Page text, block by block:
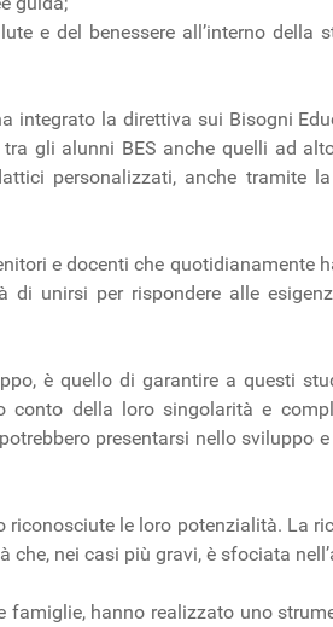
e del benessere all’interno della
integrato la direttiva sui Bisogni
gli alunni BES anche quelli ad
personalizzati, anche tramite
e docenti che quotidianamente
di unirsi per rispondere alle
è quello di garantire a questi
della loro singolarità e
presentarsi nello sviluppo
riconosciute le loro potenzialità. La
nei casi più gravi, è sfociata
hanno realizzato uno